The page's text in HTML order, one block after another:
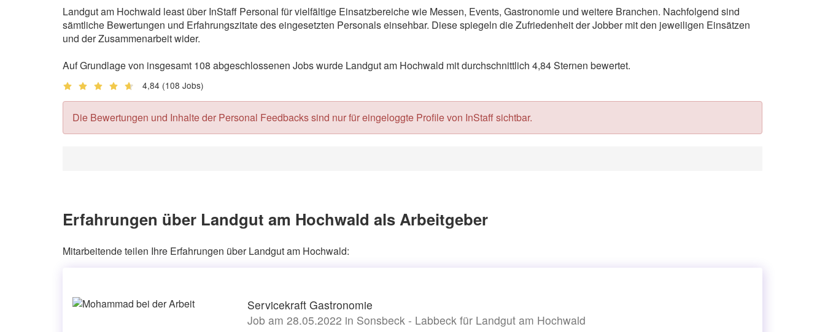
Landgut am Hochwald least über InStaff Personal für vielfältige Einsatzbereiche wie Messen, Events, Gastronomie und weitere Branchen. Nachfolgend sind
sämtliche Bewertungen und Erfahrungszitate des eingesetzten Personals einsehbar. Diese spiegeln die Zufriedenheit der Jobber mit den jeweiligen Einsätzen
und der Zusammenarbeit wider.
Auf Grundlage von insgesamt 108 abgeschlossenen Jobs wurde Landgut am Hochwald mit durchschnittlich 4,84 Sternen bewertet.
4,84 (108 Jobs)
Die Bewertungen und Inhalte der Personal Feedbacks sind nur für eingeloggte Profile von InStaff sichtbar.
Erfahrungen über Landgut am Hochwald als Arbeitgeber
Mitarbeitende teilen Ihre Erfahrungen über Landgut am Hochwald:
Servicekraft Gastronomie
Job am 28.05.2022 in Sonsbeck - Labbeck für Landgut am Hochwald